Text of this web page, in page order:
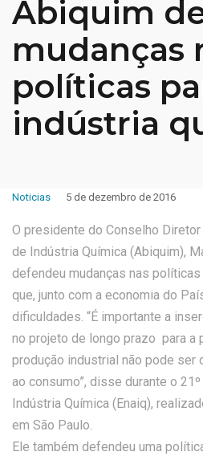
Abiquim
mudanças
políticas
indústria
Noticias 5 de dezembro de 2016
O presidente do Conselho
de Indústria Química (Abiquim),
defendeu mudanças nas
que, junto com a economia do
dificuldades. “É importante a
no projeto de longo prazo para a
produção industrial não pode ser
ao consumo”, disse durante o
Indústria Química (Enaiq),
em São Paulo.
Ele também defendeu uma